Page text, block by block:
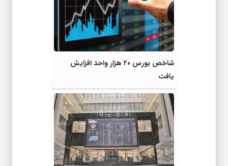
شاخص بورس ۲۰ هزار واحد افزایش
یافت